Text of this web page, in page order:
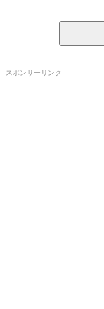
スポンサーリンク